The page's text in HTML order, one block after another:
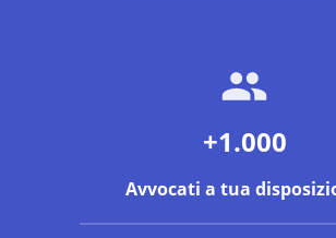
+1.000
Avvocati a tua